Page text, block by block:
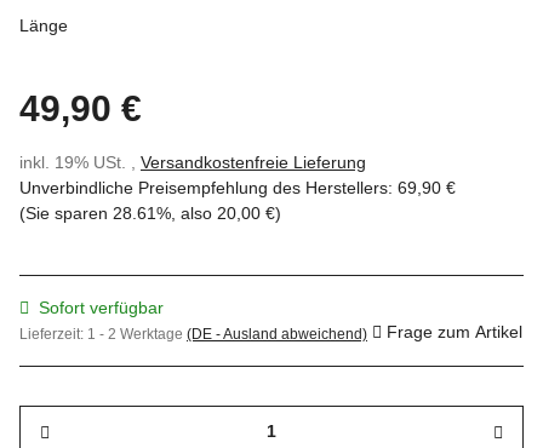
Länge
49,90 €
inkl. 19% USt. , Versandkostenfreie Lieferung
Unverbindliche Preisempfehlung des Herstellers: 69,90 €
(Sie sparen 28.61% , also 20,00 €)
Sofort verfügbar
Lieferzeit: 1 - 2 Werktage (DE - Ausland abweichend) Frage zum Artikel